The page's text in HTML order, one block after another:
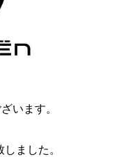
います。
ました。